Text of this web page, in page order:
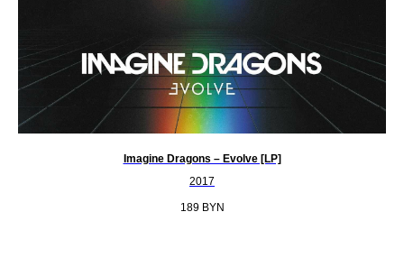
Imagine Dragons ‎– Evolve [LP]
2017
189 BYN